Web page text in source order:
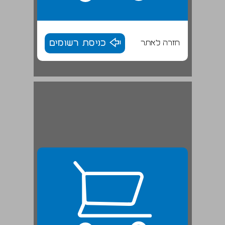
חזרה לאתר כניסת רשומים